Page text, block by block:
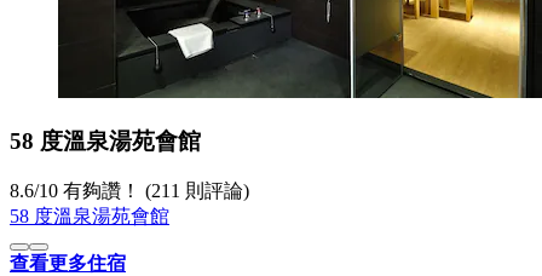
58 度溫泉湯苑會館
8.6/10 有夠讚！ (211 則評論)
58 度溫泉湯苑會館
查看更多住宿